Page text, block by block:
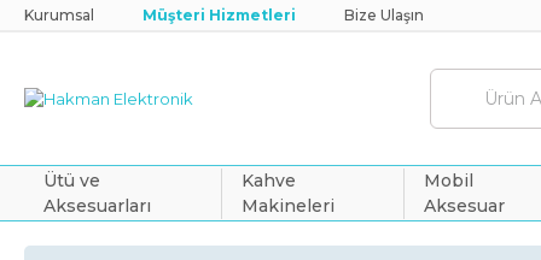
Kurumsal Müşteri Hizmetleri Bize Ulaşın
Ütü ve
Aksesuarları
Kahve
Makineleri
Mobil
Aksesuar